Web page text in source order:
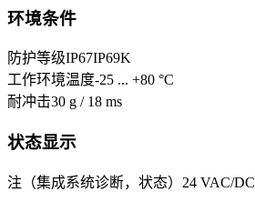
环境条件
防护等级IP67IP69K
工作环境温度-25 ... +80 °C
耐冲击30 g / 18 ms
状态显示
注（集成系统诊断，状态） 24 VAC/DC